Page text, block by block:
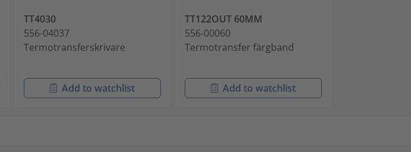
TT4030
556-04037
Termotransferskrivare
Add to watchlist
TT122OUT 60MM
556-00060
Termotransfer färgband
Add to watchlist